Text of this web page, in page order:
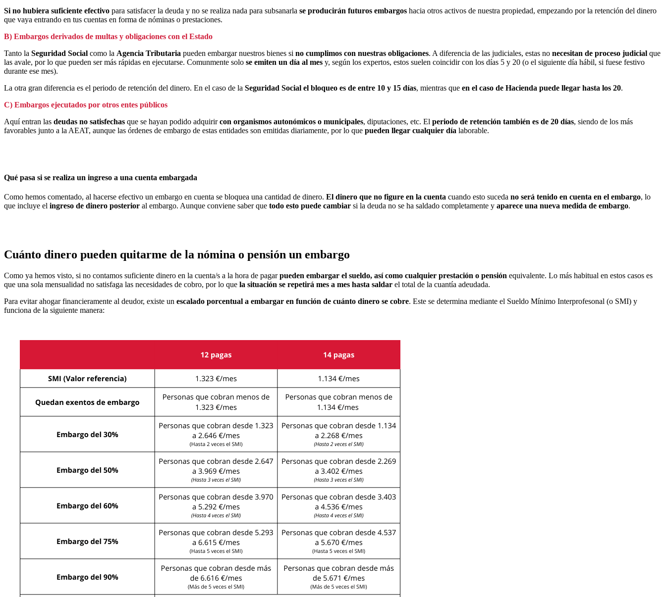
Si no hubiera suficiente efectivo para satisfacer la deuda y no se realiza nada para subsanarla se producirán futuros embargos hacia otros activos de nuestra propiedad, empezando por la retención del dinero
que vaya entrando en tus cuentas en forma de nóminas o prestaciones.
B) Embargos derivados de multas y obligaciones con el Estado
Tanto la Seguridad Social como la Agencia Tributaria pueden embargar nuestros bienes si no cumplimos con nuestras obligaciones. A diferencia de las judiciales, estas no necesitan de proceso judicial que
las avale, por lo que pueden ser más rápidas en ejecutarse. Comunmente solo se emiten un día al mes y, según los expertos, estos suelen coincidir con los días 5 y 20 (o el siguiente día hábil, si fuese festivo
durante ese mes).
La otra gran diferencia es el periodo de retención del dinero. En el caso de la Seguridad Social el bloqueo es de entre 10 y 15 días, mientras que en el caso de Hacienda puede llegar hasta los 20.
C) Embargos ejecutados por otros entes públicos
Aquí entran las deudas no satisfechas que se hayan podido adquirircon organismos autonómicos o municipales, diputaciones, etc. El periodo de retención también es de 20 días, siendo de los más
favorables junto a la AEAT, aunque las órdenes de embargo de estas entidades son emitidas diariamente, por lo que pueden llegar cualquier día laborable.
Qué pasa si se realiza un ingreso a una cuenta embargada
Como hemos comentado, al hacerse efectivo un embargo en cuenta se bloquea una cantidad de dinero. El dinero que no figure en la cuenta cuando esto suceda no será tenido en cuenta en el embargo, lo
que incluye el ingreso de dinero posterior al embargo. Aunque conviene saber que todo esto puede cambiar si la deuda no se ha saldado completamente y aparece una nueva medida de embargo.
Cuánto dinero pueden quitarme de la nómina o pensión un embargo
Como ya hemos visto, si no contamos suficiente dinero en la cuenta/s a la hora de pagarpueden embargar el sueldo, así como cualquier prestación o pensión equivalente. Lo más habitual en estos casos es
que una sola mensualidad no satisfaga las necesidades de cobro, por lo que la situación se repetirá mes a mes hasta saldar el total de la cuantía adeudada.
Para evitar ahogar financieramente al deudor, existe un escalado porcentual a embargar en función de cuánto dinero se cobre. Este se determina mediante el Sueldo Mínimo Interprofesonal (o SMI) y
funciona de la siguiente manera: